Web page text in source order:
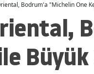
Bodrum'a "Michelin One